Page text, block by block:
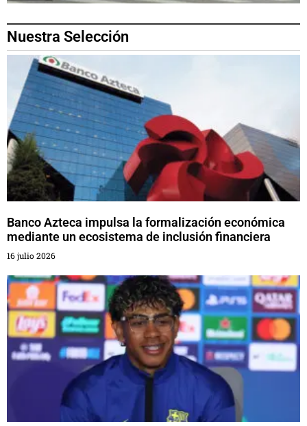
Nuestra Selección
Banco Azteca impulsa la formalización económica
mediante un ecosistema de inclusión financiera
16 julio 2026